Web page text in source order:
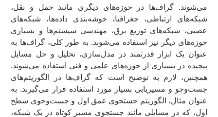
می‌شوند. گراف‌ها در حوزه‌های دیگری مانند حمل و نقل،
شبکه‌های ارتباطی، جغرافیا، خوشه‌بندی داده‌ها، شبکه‌های
عصبی، شبکه‌های توزیع برق، مهندسی سیستم‌ها و بسیاری
حوزه‌های دیگر نیز استفاده می‌شوند. به طور کلی، گراف‌ها به
عنوان یک ابزار قدرتمند در مدل‌سازی، تحلیل و حل مسایل
پیچیده در بسیاری از حوزه‌های علمی و فنی استفاده می‌شوند.
همچنین، لازم به توضیح است که گراف‌ها در الگوریتم‌های
جست‌وجو و مسیریابی بسیار مورد استفاده قرار می‌گیرند. به
عنوان مثال، الگوریتم جستجوی عمق اول و جست‌وجوی سطح
اول، که در مسایلی مانند جستجوی مسیر کوتاه در یک شبکه،